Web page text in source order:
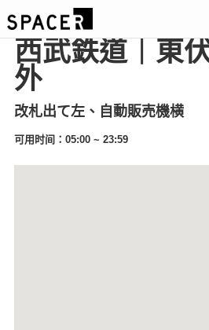
西武鉄道｜東
外
改札出て左、自動販売機横
可用时间：05:00 ~ 23:59